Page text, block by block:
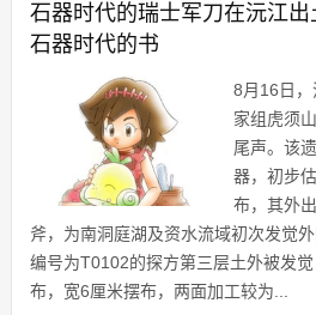
石器时代的瑞士军刀在沅江出
石器时代的书
8月16日
家组虎须
尾声。该
器，初步
布，其外
斧，为南洞庭湖及资水流域初次发觉
编号为T0102的探方第三层土外被发
布，宽6厘米摆布，两面加工较为...